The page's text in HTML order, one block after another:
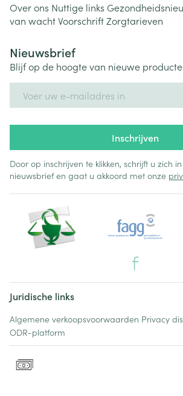
Over ons Nuttige links
van wachtVoorschriftZorgtarieven
Nieuwsbrief
Blijf op de hoogte van nieuwe
Inschrijven
Door op inschrijven te klikken, schrijft u zich
nieuwsbrief en gaat u akkoord met onze
Juridische links
Algemene verkoopsvoorwaarden Privacy
ODR-platform